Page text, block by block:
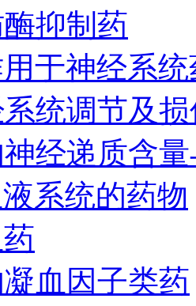
抑制药
于神经系统
统调节及
经递质含
系统的药物
血因子类药